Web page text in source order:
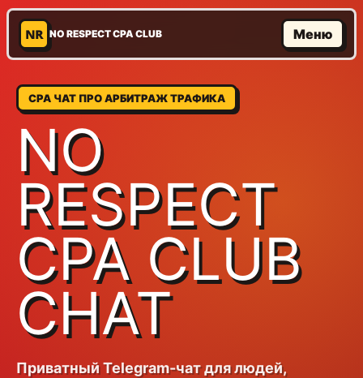
NR NO RESPECT CPA CLUB Меню
CPA ЧАТ ПРО АРБИТРАЖ ТРАФИКА
NO
RESPECT
CPA CLUB
CHAT
Приватный Telegram-чат для людей,